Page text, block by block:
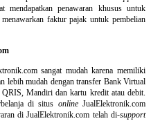
mendapatkan penawaran khusus untuk
faktur pajak untuk pembelian
sangat mudah karena memiliki
lebih mudah dengan transfer Bank Virtual
Mandiri dan kartu kredit atau debit.
di situs onlineJualElektronik.com
di JualElektronik.com telah di-support